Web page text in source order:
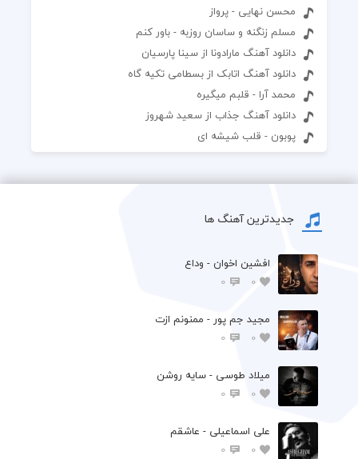
محسن نهایی - پرواز
مسلم زنگنه و ساسان روزبه - باور کنم
دانلود آهنگ مارادونا از سینا پارسیان
دانلود آهنگ اتابک از بسطامی تکیه گاه
محمد آرا - قلبم میگیره
دانلود آهنگ جذاب از سعید شهروز
پوبون - قلب شیشه ای
جدیدترین آهنگ ها
افشين اخوان - وداع
0
0
مجید جم پور - ممنونم ازت
0
0
میلاد طوسی - سایه روشن
0
0
علی اسماعیلی - عاشقم
0
0